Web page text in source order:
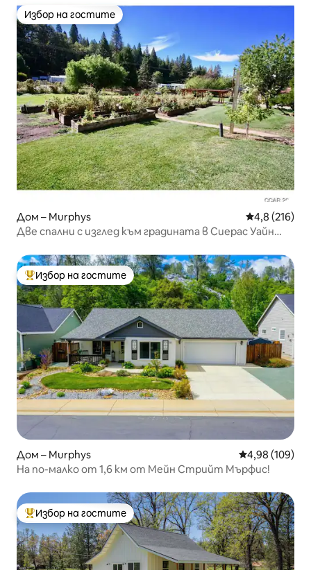
Избор на гостите
Избор на гостите
Дом – Murphys Средна
4,8 (216)
Две спални с изглед към градината в Сиерас Уайн
Най-популярен избор на гостите
Избор на гостите
Дом – Murphys Средна
4,98 (109)
На по-малко от 1,6 км от Мейн Стрийт Мърфис!
Най-популярен избор на гостите
Избор на гостите